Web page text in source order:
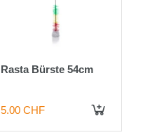
Rasta Bürste 54cm
5.00 CHF